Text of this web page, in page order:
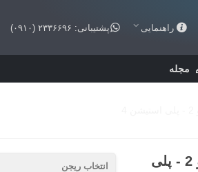
راهنمایی پشتیبانی: ۲۳۳۶۶۹۶ (۰۹۱۰)
مجله
بازی Red Dead Redemption 2 ریجن ALL و 2 - پلی
انتخاب ریجن